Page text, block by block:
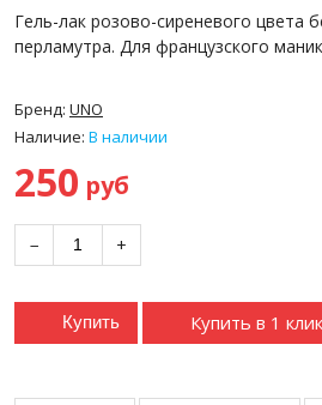
Гель-лак розово-сиреневого цвета
перламутра. Для французского
Бренд: UNO
Наличие: В наличии
250 руб
− +
Купить Купить в 1 клик